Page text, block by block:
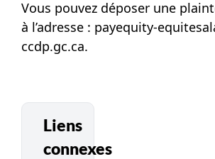
Vous pouvez déposer une
à l’adresse : payequity-
ccdp.gc.ca.
Liens
connexes